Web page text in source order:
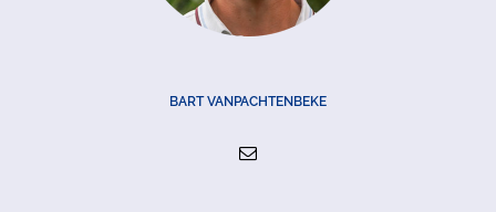
BART VANPACHTENBEKE